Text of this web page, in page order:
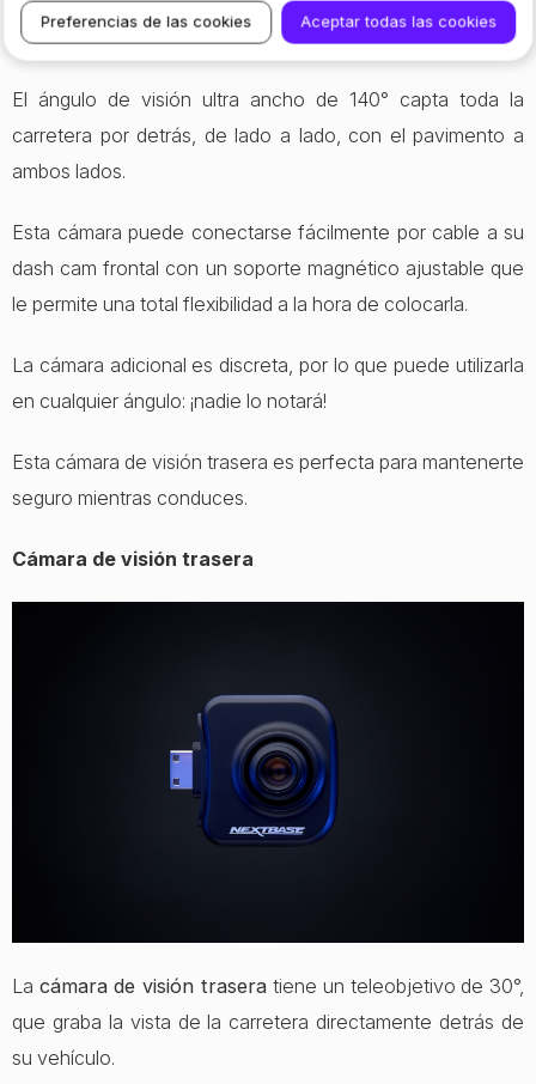
impactos traseros hasta los golpes en un aparcamiento.
El ángulo de visión ultra ancho de 140° capta toda la
carretera por detrás, de lado a lado, con el pavimento a
ambos lados.
Esta cámara puede conectarse fácilmente por cable a su
dash cam frontal con un soporte magnético ajustable que
le permite una total flexibilidad a la hora de colocarla.
La cámara adicional es discreta, por lo que puede utilizarla
en cualquier ángulo: ¡nadie lo notará!
Esta cámara de visión trasera es perfecta para mantenerte
seguro mientras conduces.
Cámara de visión trasera
La cámara de visión traseratiene un teleobjetivo de 30°,
que graba la vista de la carretera directamente detrás de
su vehículo.
Preferencias de las cookies Aceptar todas las cookies